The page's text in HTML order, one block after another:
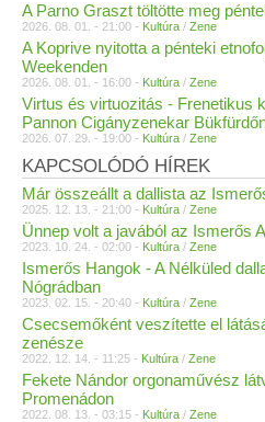
A Parno Graszt töltötte meg
2026. 08. 01. - 21:00 - Kultúra / Zene
A Koprive nyitotta a pénteki
Weekenden
2026. 08. 01. - 16:00 - Kultúra / Zene
Virtus és virtuozitás - Frenetikus
Pannon Cigányzenekar
2026. 07. 29. - 19:00 - Kultúra / Zene
KAPCSOLÓDÓ HÍREK
Már összeállt a dallista az
2025. 12. 13. - 21:00 - Kultúra / Zene
Ünnep volt a javából az Ismerős
2023. 10. 24. - 02:00 - Kultúra / Zene
Ismerős Hangok - A Nélküled
Nógrádban
2023. 02. 15. - 20:40 - Kultúra / Zene
Csecsemőként veszítette el
zenésze
2022. 12. 14. - 11:25 - Kultúra / Zene
Fekete Nándor orgonaművész
Promenádon
2022. 08. 13. - 03:15 - Kultúra / Zene